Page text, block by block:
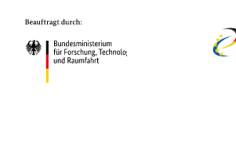
Inhalt
(Eingabetaste)
Hauptmenu
(Eingabetaste)
Suche
(Eingabetaste)
Fußleiste
Bundesministerium
Forschung,